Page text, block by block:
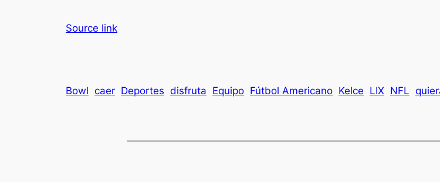
Source link
Bowl caer Deportes disfruta Equipo Fútbol Americano Kelce LIX NFL